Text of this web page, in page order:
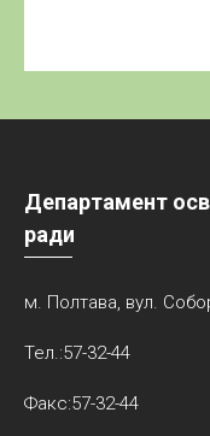
Департамент
ради
м. Полтава, вул.
Тел.:57-32-44
Факс:57-32-44